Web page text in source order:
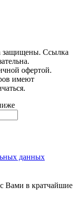
защищены. Ссылка
офертой.
имеют
данных
Вами в кратчайшие